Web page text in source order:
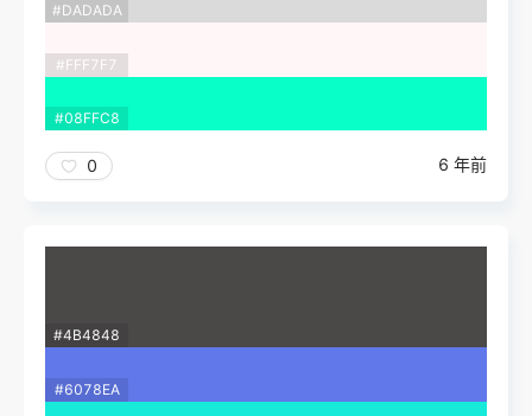
#DADADA
#FFF7F7
#08FFC8
0 6 年前
#4B4848
#6078EA